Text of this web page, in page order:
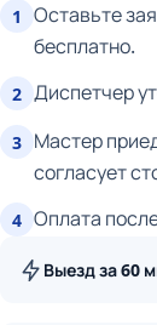
1
Оставьте
бесплатно.
2 Диспетчер
3 Мастер
согласует
4 Оплата
Выезд за 60